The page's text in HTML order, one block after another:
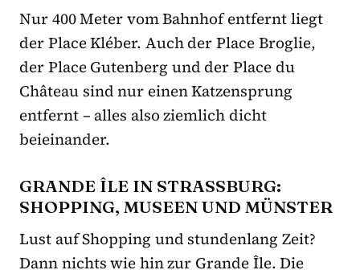
Nur 400 Meter vom Bahnhof entfernt liegt
der Place Kléber. Auch der Place Broglie,
der Place Gutenberg und der Place du
Château sind nur einen Katzensprung
entfernt – alles also ziemlich dicht
beieinander.
GRANDE ÎLE IN STRASSBURG: S
HOPPING, MUSEEN UND MÜNSTER
Lust auf Shopping und stundenlang Zeit?
Dann nichts wie hin zur Grande Île. Die